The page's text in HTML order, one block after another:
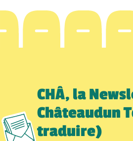
CHÂ, la
Châteaudun
traduire)